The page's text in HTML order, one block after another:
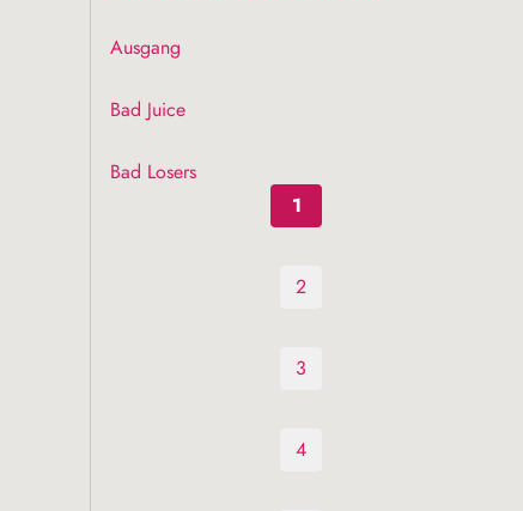
Ausgang
Bad Juice
Bad Losers
1
2
3
4